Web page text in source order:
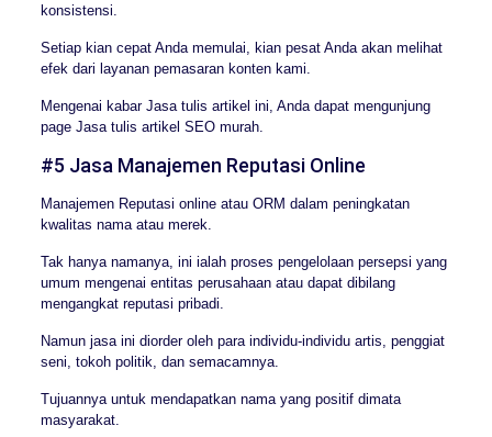
konsistensi.
Setiap kian cepat Anda memulai, kian pesat Anda akan melihat
efek dari layanan pemasaran konten kami.
Mengenai kabar Jasa tulis artikel ini, Anda dapat mengunjung
page Jasa tulis artikel SEO murah.
#5 Jasa Manajemen Reputasi Online
Manajemen Reputasi online atau ORM dalam peningkatan
kwalitas nama atau merek.
Tak hanya namanya, ini ialah proses pengelolaan persepsi yang
umum mengenai entitas perusahaan atau dapat dibilang
mengangkat reputasi pribadi.
Namun jasa ini diorder oleh para individu-individu artis, penggiat
seni, tokoh politik, dan semacamnya.
Tujuannya untuk mendapatkan nama yang positif dimata
masyarakat.